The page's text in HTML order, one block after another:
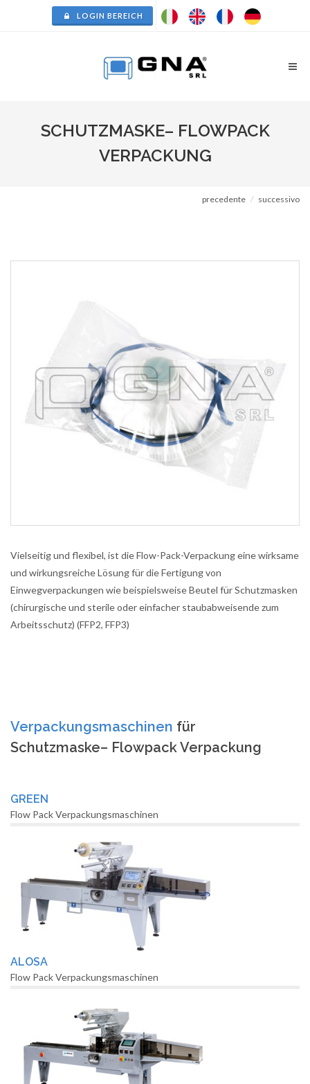
LOGIN BEREICH
SCHUTZMASKE– FLOWPACK
VERPACKUNG
precedente successivo
Vielseitig und flexibel, ist die Flow-Pack-Verpackung eine wirksame
und wirkungsreiche Lösung für die Fertigung von
Einwegverpackungen wie beispielsweise Beutel für Schutzmasken
(chirurgische und sterile oder einfacher staubabweisende zum
Arbeitsschutz) (FFP2, FFP3)
Verpackungsmaschinen für
Schutzmaske– Flowpack Verpackung
GREEN
Flow Pack Verpackungsmaschinen
ALOSA
Flow Pack Verpackungsmaschinen